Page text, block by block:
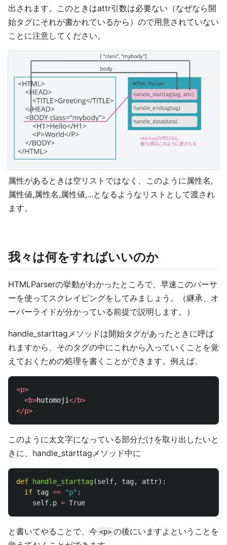
出されます。このときはattr引数は必要ない（なぜなら開
始タグにそれが書かれているから）ので用意されていない
ことに注意してください。
属性があるときは空リストではなく、このように属性名,
属性値,属性名,属性値,...となるようなリストとして渡され
ます。
我々は何をすればいいのか
HTMLParserの挙動がわかったところで、早速このパーサ
ーを使ってスクレイピングをしてみましょう。（継承、オ
ーバーライドが分かっている前提で説明します。）
handle_starttagメソッドは開始タグがあったときに呼ば
れますから、そのタグの中にこれから入っていくことを覚
えておくための処理を書くことができます。例えば、
<p>
<b>hutomoji</b>
</p>
このように太文字になっている部分だけを取り出したいと
きに、handle_starttagメソッド中に
def handle_starttag(self, tag, attr):
if tag == "p" :
self. p = True
と書いてやることで、今 <p> の後にいますよということを